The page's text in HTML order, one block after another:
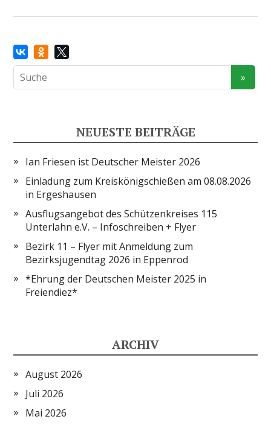
NEUESTE BEITRÄGE
Ian Friesen ist Deutscher Meister 2026
Einladung zum Kreiskönigschießen am 08.08.2026
in Ergeshausen
Ausflugsangebot des Schützenkreises 115
Unterlahn e.V. – Infoschreiben + Flyer
Bezirk 11 – Flyer mit Anmeldung zum
Bezirksjugendtag 2026 in Eppenrod
*Ehrung der Deutschen Meister 2025 in
Freiendiez*
ARCHIV
August 2026
Juli 2026
Mai 2026